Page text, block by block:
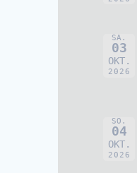
SA.
03
OKT.
2026
SO.
04
OKT.
2026